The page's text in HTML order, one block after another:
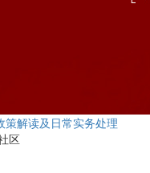
策解读及日常实务处理
区